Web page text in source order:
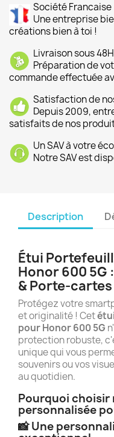
Société Francaise
Une entreprise
créations bien à toi !
Livraison sous 48H
Préparation de
commande effectuée
Satisfaction de
Depuis 2009,
satisfaits de nos
Un SAV à votre
Notre SAV est
Description
Étui
Honor 600
& Porte-cartes
Protégez votre
et originalité ! Cet
pour Honor 600 5G
protection robuste,
unique qui vous
souvenirs ou vos
au quotidien.
Pourquoi choisir
personnalisée
📸 Une